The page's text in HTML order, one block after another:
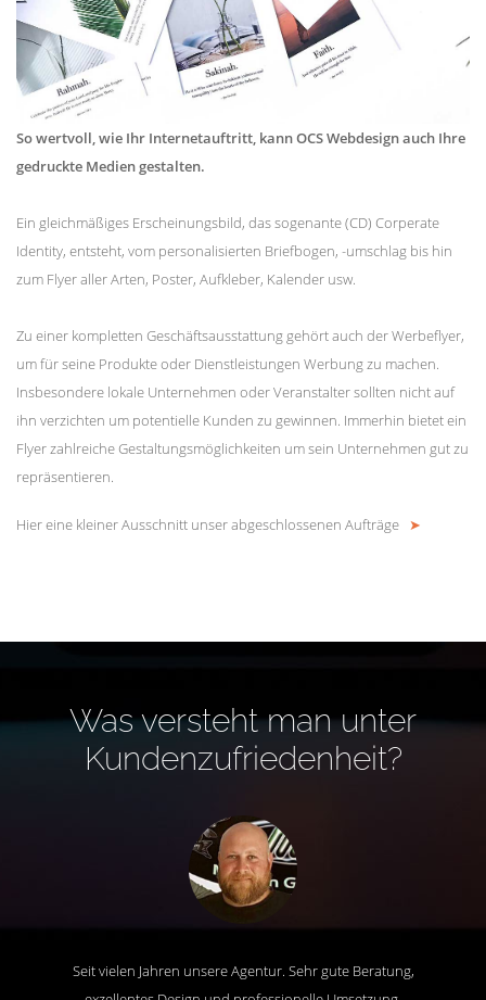
So wertvoll, wie Ihr Internetauftritt, kann OCS Webdesign auch Ihre
gedruckte Medien gestalten.
Ein gleichmäßiges Erscheinungsbild, das sogenante (CD) Corperate
Identity, entsteht, vom personalisierten Briefbogen, -umschlag bis hin
zum Flyer aller Arten, Poster, Aufkleber, Kalender usw.
Zu einer kompletten Geschäftsausstattung gehört auch der Werbeflyer,
um für seine Produkte oder Dienstleistungen Werbung zu machen.
Insbesondere lokale Unternehmen oder Veranstalter sollten nicht auf
ihn verzichten um potentielle Kunden zu gewinnen. Immerhin bietet ein
Flyer zahlreiche Gestaltungsmöglichkeiten um sein Unternehmen gut zu
repräsentieren.
Hier eine kleiner Ausschnitt unser abgeschlossenen Aufträge ➤
Was versteht man unter
Kundenzufriedenheit?
Seit vielen Jahren unsere Agentur. Sehr gute Beratung,